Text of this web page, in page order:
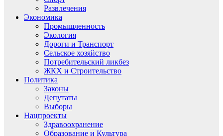
Развлечения
Экономика
Промышленность
Экология
Дороги и Транспорт
Сельское хозяйство
Потребительский ликбез
ЖКХ и Строительство
Политика
Законы
Депутаты
Выборы
Нацпроекты
Здравоохранение
Образование и Культура